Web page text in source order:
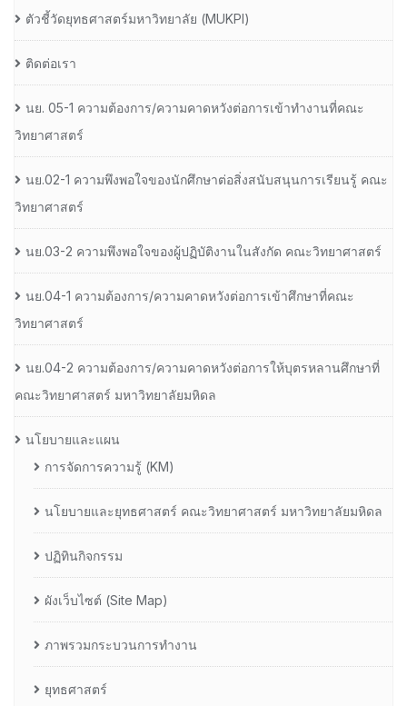
ตัวชี้วัดยุทธศาสตร์มหาวิทยาลัย (MUKPI)
ติดต่อเรา
นย. 05-1 ความต้องการ/ความคาดหวังต่อการเข้าทำงานที่คณะ
วิทยาศาสตร์
นย.02-1 ความพึงพอใจของนักศึกษาต่อสิ่งสนับสนุนการเรียนรู้ คณะ
วิทยาศาสตร์
นย.03-2 ความพึงพอใจของผู้ปฏิบัติงานในสังกัด คณะวิทยาศาสตร์
นย.04-1 ความต้องการ/ความคาดหวังต่อการเข้าศึกษาที่คณะ
วิทยาศาสตร์
นย.04-2 ความต้องการ/ความคาดหวังต่อการให้บุตรหลานศึกษาที่
คณะวิทยาศาสตร์ มหาวิทยาลัยมหิดล
นโยบายและแผน
การจัดการความรู้ (KM)
นโยบายและยุทธศาสตร์ คณะวิทยาศาสตร์ มหาวิทยาลัยมหิดล
ปฏิทินกิจกรรม
ผังเว็บไซต์ (Site Map)
ภาพรวมกระบวนการทำงาน
ยุทธศาสตร์